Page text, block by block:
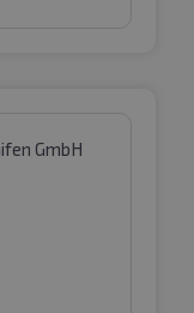
GmbH